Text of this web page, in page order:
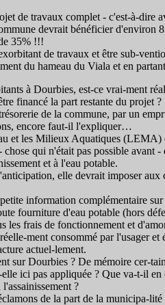
de travaux complet - c'est-à-dire
devrait bénéficier d'environ
35% !!!
de travaux et être sub-
du hameau du Viala et en
à Dourbies, est-ce vrai-ment
financé la part restante du projet ?
de la commune, par un
encore faut-il l'expliquer…
et les Milieux Aquatiques (LEMA)
chose qui n'était pas possible avant
et à l'eau potable.
elle devrait imposer
information complémentaire
fourniture d'eau potable (hors
les frais de fonctionnement et
ment consommé par l'usager
actuel-lement.
sur Dourbies ? De mémoire cer-
ici pas appliquée ? Que va-t-il
?
de la part de la municipa-